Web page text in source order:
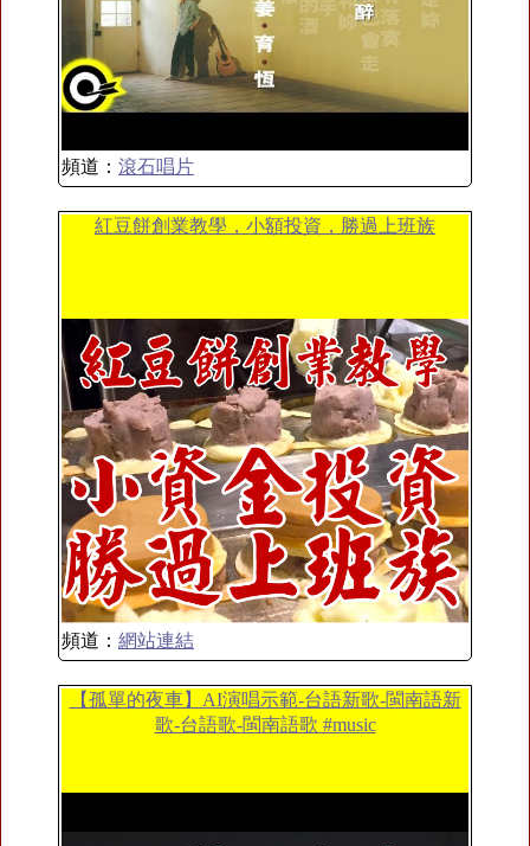
頻道： 滾石唱片
紅豆餅創業教學，小額投資，勝過上班族
頻道： 網站連結
【孤單的夜車】AI演唱示範-台語新歌-閩南語新
歌-台語歌-閩南語歌 #music